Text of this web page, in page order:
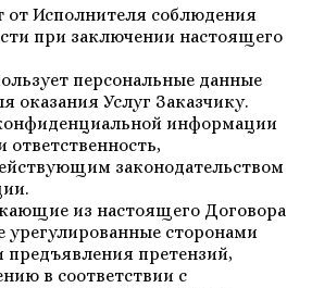
от Исполнителя соблюдения
при заключении настоящего
персональные данные
оказания Услуг Заказчику.
информации
ответственность,
законодательством
из настоящего Договора
урегулированные сторонами
предъявления претензий,
в соответствии с